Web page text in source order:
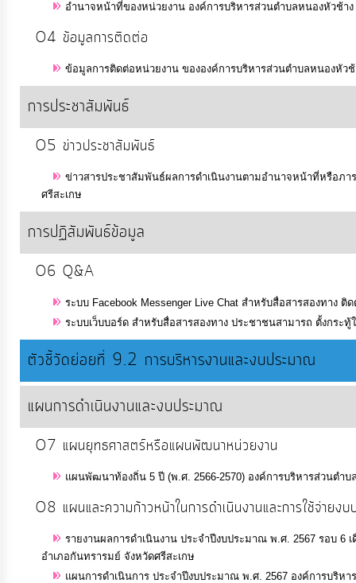
งบ
ประมาณ
ประจำ
ปี
การ
พัฒนา
ทรัพยากร
ซื้อ
จัด
จ้าง
การ
เงิน
คลัง
แผนการ
ป้องกัน
อำนาจหน้าที่ของหน่วยงาน องค์การบริหารส่วนตำบลหนองหัวช้า
O4 ข้อมูลการติดต่อ
ข้อมูลการติดต่อหน่วยงาน ขององค์การบริหารส่วนตำบลหนองหัว
การประชาสัมพันธ์
O5 ข่าวประชาสัมพันธ์
ข่าวสารประชาสัมพันธ์ผลการดำเนินงานตามอำนาจหน้าที่หรือภ
ศรีสะเกษ
การปฏิสัมพันธ์ข้อมูล
O6 Q&A
ระบบ Facebook Messenger Live Chat สำหรับสื่อสารสองทาง ติ
ระบบเว็บบอร์ด สำหรับสื่อสารสองทาง ประชาชนสามารถ ตั้งกร
ตัวชี้วัดย่อยที่ 9.2 การบริหารงานและงบประมาณ
แผนการดำเนินงานและงบประมาณ
O7 แผนยุทธศาสตร์หรือแผนพัฒนาหน่วยงาน
แผนพัฒนาท้องถิ่น 5 ปี (พ.ศ. 2566-2570) องค์การบริหารส่วนตำ
O8 แผนและความก้าวหน้าในการดำเนินงานและการใช้จ่ายง
รายงานผลการดำเนินงาน ประจำปีงบประมาณ พ.ศ. 2567 รอบ 6
อำเภอกันทรารมย์ จังหวัดศรีสะเกษ
แผนการดำเนินการ ประจำปีงบประมาณ พ.ศ. 2567 องค์การบริห